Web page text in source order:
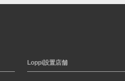
Loppi設置店舗